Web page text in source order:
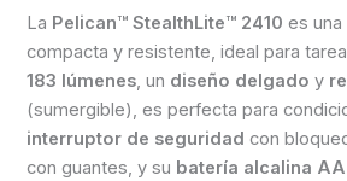
La Pelican™ StealthLite™ 2410 es una
compacta y resistente, ideal para
183 lúmenes, un diseño delgado y
(sumergible), es perfecta para
interruptor de seguridad con
con guantes, y su batería alcalina AA